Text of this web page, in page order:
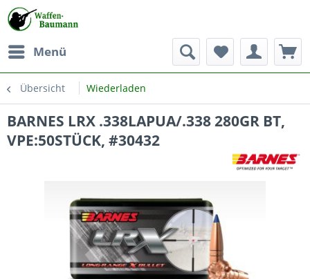
Menü
Übersicht Wiederladen
BARNES LRX .338LAPUA/.338 280GR BT,
VPE:50STÜCK, #30432